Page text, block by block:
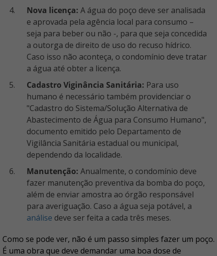
Nova licença: A água do poço deve ser analisada
e aprovada pela agência local para consumo –
seja para beber ou não -, para que seja concedida
a outorga de direito de uso do recuso hídrico.
Caso isso não aconteça, o condomínio deve tratar
a água até obter a licença.
Cadastro Viginância Sanitária: Para uso
humano é necessário também providenciar o
"Cadastro do Sistema/Solução Alternativa de
Abastecimento de Água para Consumo Humano",
documento emitido pelo Departamento de
Vigilância Sanitária estadual ou municipal,
dependendo da localidade.
Manutenção: Anualmente, o condomínio deve
fazer manutenção preventiva da bomba do poço,
além de enviar amostra ao órgão responsável
para averiguação. Caso a água seja potável, a
análise deve ser feita a cada três meses.
Como se pode ver, não é um passo simples fazer um poço.
É uma obra que deve demandar uma boa dose de